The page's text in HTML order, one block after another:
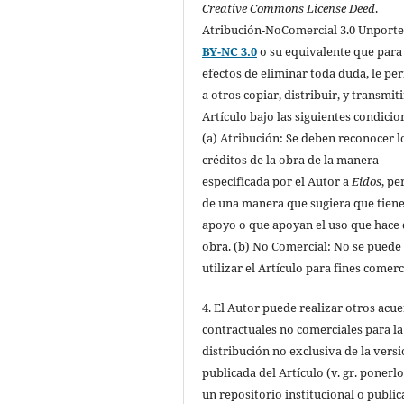
Creative Commons License Deed.
Atribución-NoComercial 3.0
BY-NC 3.0o su equivalente que para
efectos de eliminar toda duda, le
a otros copiar, distribuir, y
Artículo bajo las siguientes
(a) Atribución: Se deben reconocer
créditos de la obra de la manera
especificada por el Autor aEidos,
de una manera que sugiera que
apoyo o que apoyan el uso que hace
obra. (b) No Comercial: No se puede
utilizar el Artículo para fines
4. El Autor puede realizar otros
contractuales no comerciales para la
distribución no exclusiva de la
publicada del Artículo (v. gr.
un repositorio institucional o